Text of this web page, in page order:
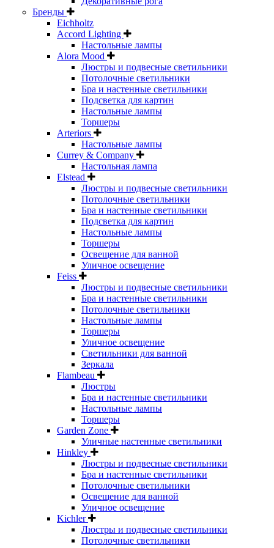
Бренды
Eichholtz
Accord Lighting
Настольные лампы
Alora Mood
Люстры и подвесные светильники
Потолочные светильники
Бра и настенные светильники
Подсветка для картин
Настольные лампы
Торшеры
Arteriors
Настольные лампы
Currey & Company
Настольная лампа
Elstead
Люстры и подвесные светильники
Потолочные светильники
Бра и настенные светильники
Подсветка для картин
Настольные лампы
Торшеры
Освещение для ванной
Уличное освещение
Feiss
Люстры и подвесные светильники
Бра и настенные светильники
Потолочные светильники
Настольные лампы
Торшеры
Уличное освещение
Светильники для ванной
Зеркала
Flambeau
Люстры
Бра и настенные светильники
Настольные лампы
Торшеры
Garden Zone
Уличные настенные светильники
Hinkley
Люстры и подвесные светильники
Бра и настенные светильники
Потолочные светильники
Освещение для ванной
Уличное освещение
Kichler
Люстры и подвесные светильники
Потолочные светильники